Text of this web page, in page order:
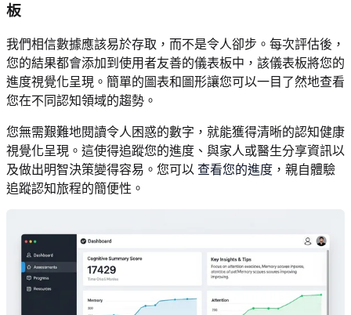
板
我們相信數據應該易於存取，而不是令人卻步。每次評估後，
您的結果都會添加到使用者友善的儀表板中，該儀表板將您的
進度視覺化呈現。簡單的圖表和圖形讓您可以一目了然地查看
您在不同認知領域的趨勢。
您無需艱難地閱讀令人困惑的數字，就能獲得清晰的認知健康
視覺化呈現。這使得追蹤您的進度、與家人或醫生分享資訊以
及做出明智決策變得容易。您可以 查看您的進度 ，親自體驗
追蹤認知旅程的簡便性。